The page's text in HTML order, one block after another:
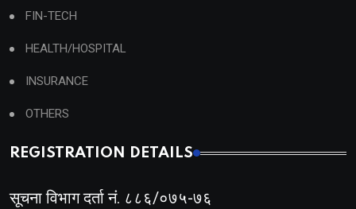
FIN-TECH
HEALTH/HOSPITAL
INSURANCE
OTHERS
REGISTRATION DETAILS
सूचना विभाग दर्ता नं. ८८६/०७५-७६